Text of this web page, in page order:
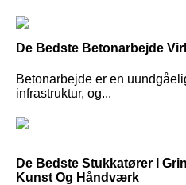
De Bedste Betonarbejde
Betonarbejde er en
infrastruktur, og...
De Bedste Stukkatører I
Kunst Og Håndværk